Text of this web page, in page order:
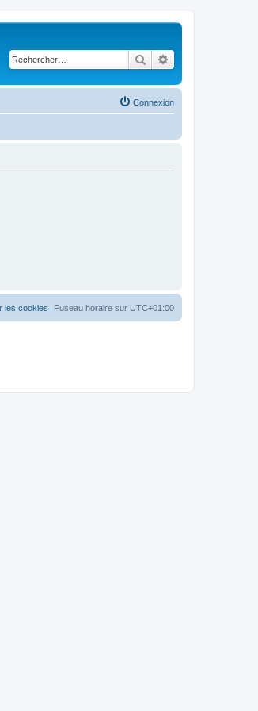
Rechercher
Connexion
Fuseau horaire sur UTC+01:00
les cookies